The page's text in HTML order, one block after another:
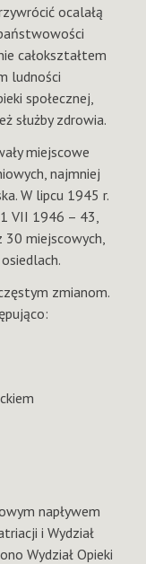
ocalałą
całokształtem
ludności
społecznej,
służby zdrowia.
miejscowe
najmniej
W lipcu 1945 r.
VII 1946 – 43,
miejscowych,
zmianom.
napływem
i Wydział
Wydział Opieki